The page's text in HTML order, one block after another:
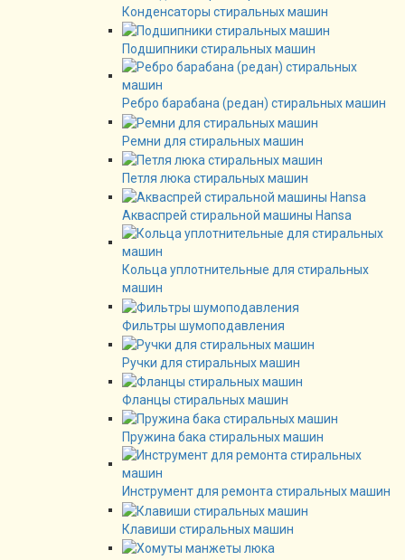
Конденсаторы стиральных машин
Подшипники стиральных машин
Ребро барабана (редан) стиральных машин
Ремни для стиральных машин
Петля люка стиральных машин
Акваспрей стиральной машины Hansa
Кольца уплотнительные для стиральных
машин
Фильтры шумоподавления
Ручки для стиральных машин
Фланцы стиральных машин
Пружина бака стиральных машин
Инструмент для ремонта стиральных машин
Клавиши стиральных машин